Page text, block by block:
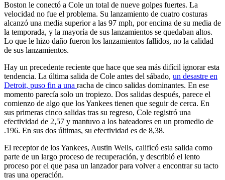
Boston le conectó a Cole un total de nueve golpes fuertes. La
velocidad no fue el problema. Su lanzamiento de cuatro costuras
alcanzó una media superior a las 97 mph, por encima de su media de
la temporada, y la mayoría de sus lanzamientos se quedaban altos.
Lo que le hizo daño fueron los lanzamientos fallidos, no la calidad
de sus lanzamientos.
Hay un precedente reciente que hace que sea más difícil ignorar esta
tendencia. La última salida de Cole antes del sábado, un desastre en
Detroit, puso fin a una racha de cinco salidas dominantes. En ese
momento parecía solo un tropiezo. Dos salidas después, parece el
comienzo de algo que los Yankees tienen que seguir de cerca. En
sus primeras cinco salidas tras su regreso, Cole registró una
efectividad de 2,57 y mantuvo a los bateadores en un promedio de
.196. En sus dos últimas, su efectividad es de 8,38.
El receptor de los Yankees, Austin Wells, calificó esta salida como
parte de un largo proceso de recuperación, y describió el lento
proceso por el que pasa un lanzador para volver a encontrar su tacto
tras una operación.